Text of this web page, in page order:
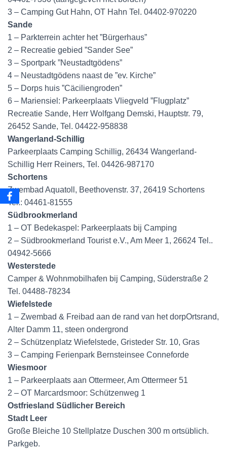
3 – Camping Gut Hahn, OT Hahn Tel. 04402-970220
Sande
1 – Parkterrein achter het ”Bürgerhaus”
2 – Recreatie gebied ”Sander See”
3 – Sportpark ”Neustadtgödens”
4 – Neustadtgödens naast de ”ev. Kirche”
5 – Dorps huis ”Cäciliengroden”
6 – Mariensiel: Parkeerplaats Vliegveld ”Flugplatz”
Recreatie Sande, Herr Wolfgang Demski, Hauptstr. 79,
26452 Sande, Tel. 04422-958838
Wangerland-Schillig
Parkeerplaats Camping Schillig, 26434 Wangerland-
Schillig Herr Reiners, Tel. 04426-987170
Schortens
Zwembad Aquatoll, Beethovenstr. 37, 26419 Schortens
Tel.: 04461-81555
Südbrookmerland
1 – OT Bedekaspel: Parkeerplaats bij Camping
2 – Südbrookmerland Tourist e.V., Am Meer 1, 26624 Tel..
04942-5666
Westerstede
Camper & Wohnmobilhafen bij Camping, Süderstraße 2
Tel. 04488-78234
Wiefelstede
1 – Zwembad & Freibad aan de rand van het dorpOrtsrand,
Alter Damm 11, steen ondergrond
2 – Schützenplatz Wiefelstede, Gristeder Str. 10, Gras
3 – Camping Ferienpark Bernsteinsee Conneforde
Wiesmoor
1 – Parkeerplaats aan Ottermeer, Am Ottermeer 51
2 – OT Marcardsmoor: Schützenweg 1
Ostfriesland Südlicher Bereich
Stadt Leer
Große Bleiche 10 Stellplatze Duschen 300 m ortsüblich.
Parkgeb.